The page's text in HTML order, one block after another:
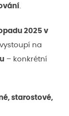
.
2025 v
na
– konkrétní
starostové,